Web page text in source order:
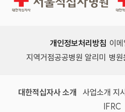
개인정보처리방침 이
지역거점공공병원 알리미
병원
대한적십자사 소개 사업소개 지
IFRC